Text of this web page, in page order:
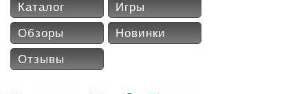
Каталог
Игры
Обзоры
Новинки
Отзывы